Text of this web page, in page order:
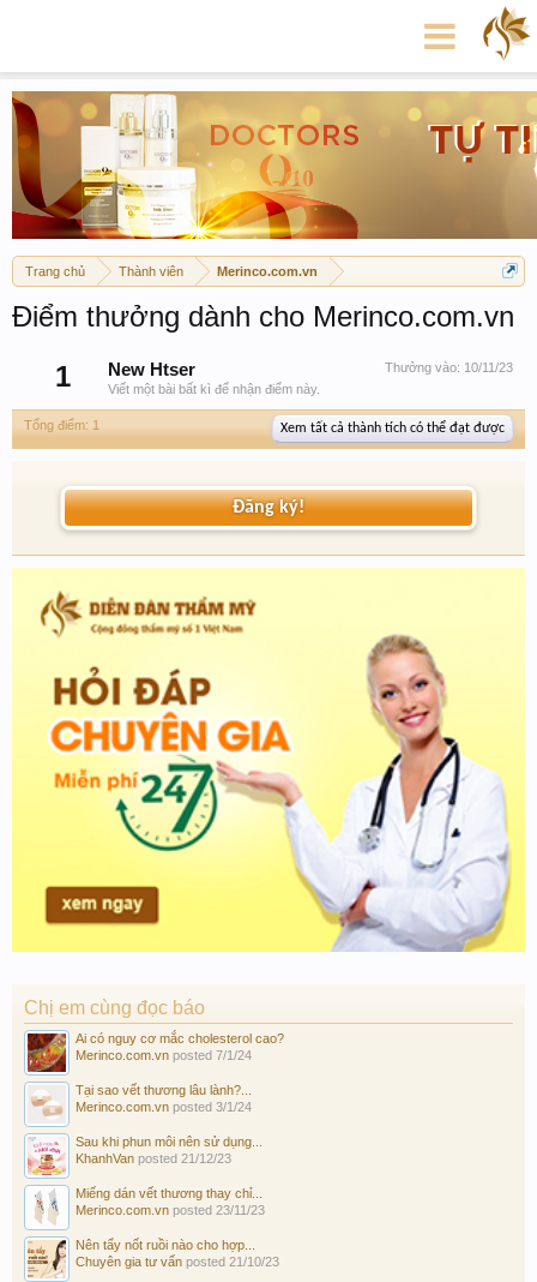
Trang chủ Thành viên Merinco.com.vn
Điểm thưởng dành cho Merinco.com.vn
1
Thưởng vào: 10/11/23
New Htser
Viết một bài bất kì để nhận điểm này.
Tổng điểm: 1 Xem tất cả thành tích có thể đạt được
Đăng ký!
Chị em cùng đọc báo
Ai có nguy cơ mắc cholesterol cao?
Merinco.com.vn posted 7/1/24
Tại sao vết thương lâu lành?...
Merinco.com.vn posted 3/1/24
Sau khi phun môi nên sử dụng...
KhanhVan posted 21/12/23
Miếng dán vết thương thay chỉ...
Merinco.com.vn posted 23/11/23
Nên tẩy nốt ruồi nào cho hợp...
Chuyên gia tư vấn posted 21/10/23